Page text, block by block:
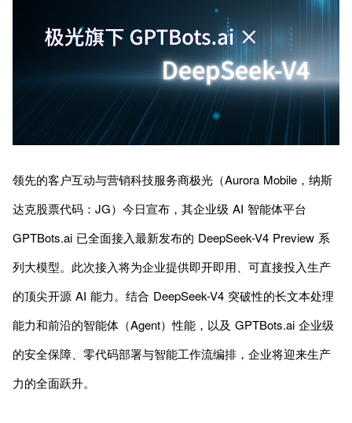
领先的客户互动与营销科技服务商极光（Aurora Mobile，纳斯
达克股票代码：JG）今日宣布，其企业级 AI 智能体平台
GPTBots.ai 已全面接入最新发布的 DeepSeek-V4 Preview 系
列大模型。此次接入将为企业提供即开即用、可直接投入生产
的顶尖开源 AI 能力。结合 DeepSeek-V4 突破性的长文本处理
能力和前沿的智能体（Agent）性能，以及 GPTBots.ai 企业级
的安全保障、零代码部署与智能工作流编排，企业将迎来生产
力的全面跃升。